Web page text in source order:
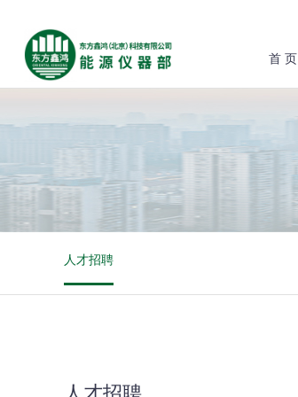
首 页
人才招聘
人才招聘